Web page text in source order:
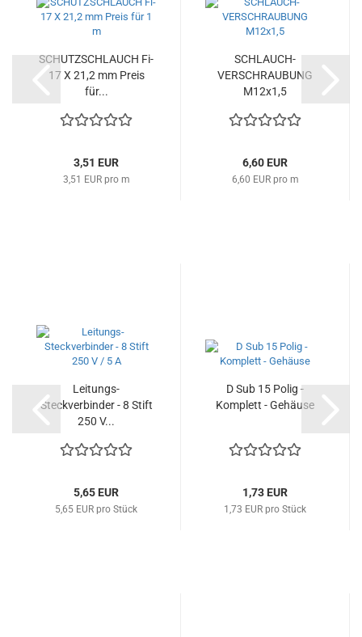
SCHUTZSCHLAUCH Fi-
17 X 21,2 mm Preis
für...
3,51 EUR
3,51 EUR pro m
SCHLAUCH-
VERSCHRAUBUNG
M12x1,5
6,60 EUR
6,60 EUR pro m
Leitungs-
Steckverbinder - 8 Stift
250 V...
5,65 EUR
5,65 EUR pro Stück
D Sub 15 Polig -
Komplett - Gehäuse
1,73 EUR
1,73 EUR pro Stück